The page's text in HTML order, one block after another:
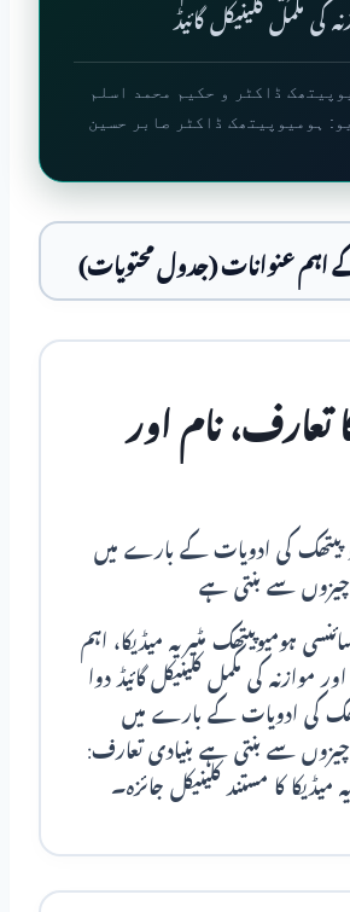
کی مکمل کلینیکل گائیڈ
ڈاکٹر و حکیم محمد اسلم
ہومیوپیتھک ڈاکٹر صابر حسین
عنوانات (جدول محتویات)
تعارف، نام اور
پیتھک کی ادویات کے بارے میں
چیزوں سے بنتی ہے
ہومیوپیتھک مٹیریہ میڈیکا، اہم
موازنہ کی مکمل کلینیکل گائیڈ دوا
کی ادویات کے بارے میں
سے بنتی ہے بنیادی تعارف:
میڈیکا کا مستند کلینیکل جائزہ۔